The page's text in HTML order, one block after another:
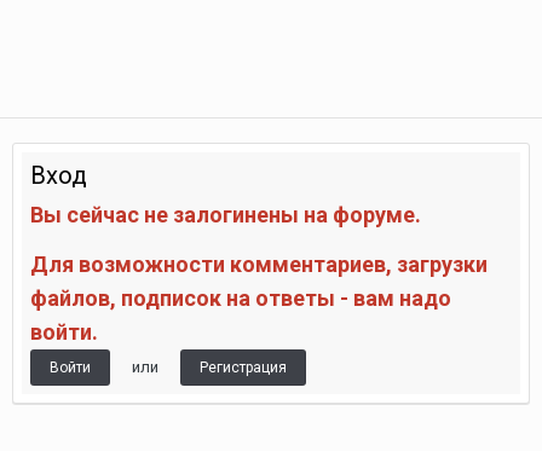
Вход
Вы сейчас не залогинены на форуме.
Для возможности комментариев, загрузки
файлов, подписок на ответы - вам надо
войти.
Войти или Регистрация